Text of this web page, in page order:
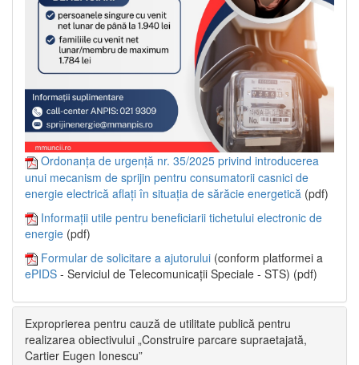
Ordonanța de urgență nr. 35/2025 privind introducerea
unui mecanism de sprijin pentru consumatorii casnici de
energie electrică aflați în situația de sărăcie energetică (pdf)
Informații utile pentru beneficiarii tichetului electronic de
energie (pdf)
Formular de solicitare a ajutorului (conform platformei a
ePIDS - Serviciul de Telecomunicații Speciale - STS) (pdf)
Exproprierea pentru cauză de utilitate publică pentru
realizarea obiectivului „Construire parcare supraetajată,
Cartier Eugen Ionescu”